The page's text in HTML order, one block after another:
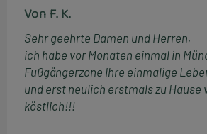
Von F. K.
Sehr geehrte Damen und Herren,
ich habe vor Monaten einmal in
Fußgängerzone Ihre einmalige
und erst neulich erstmals zu Hause
köstlich!!!